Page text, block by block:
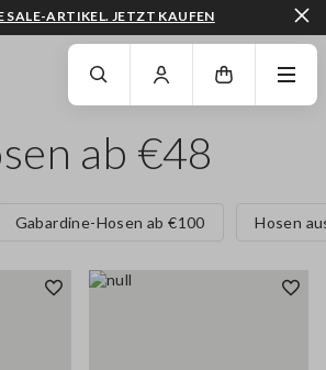
GEHEN SIE ZUM ENDE DER SEITE
SALE-ARTIKEL. JETZT KAUFEN
ab €48
Gabardine-Hosen ab €100 Hosen